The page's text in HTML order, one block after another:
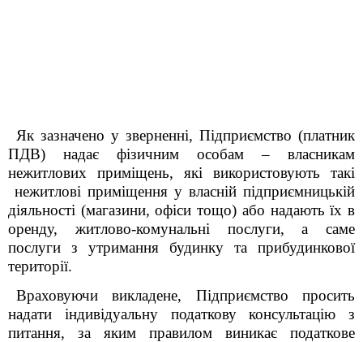
Як зазначено у зверненні, Підприємство (платник
ПДВ) надає фізичним особам – власникам
нежитлових приміщень, які використовують такі
нежитлові приміщення у власній підприємницькій
діяльності (магазини, офіси тощо) або надають їх в
оренду, житлово-комунальні послуги, а саме
послуги з утримання будинку та прибудинкової
території.
Враховуючи викладене, Підприємство просить
надати індивідуальну податкову консультацію з
питання, за яким правилом виникає податкове